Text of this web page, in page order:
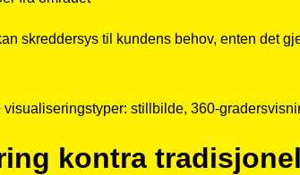
skreddersys til kundens behov, enten det
stillbilde, 360-
kontra